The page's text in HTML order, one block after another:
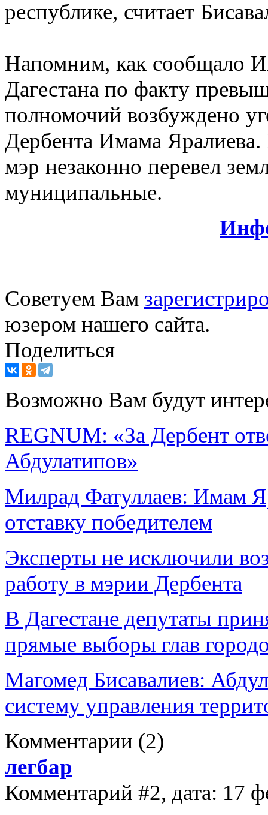
республике, считает
Напомним, как сообщало
Дагестана по факту
полномочий возбуждено
Дербента Имама
мэр незаконно перевел
муниципальные.
Советуем Вам
юзером нашего сайта.
Поделиться
Возможно Вам будут
REGNUM: «За Дербент
Абдулатипов»
Милрад Фатуллаев: Имам
отставку победителем
Эксперты не исключили
работу в мэрии Дербента
В Дагестане депутаты
прямые выборы глав
Магомед Бисавалиев:
систему управления
Комментарии (2)
легбар
Комментарий #2, дата: 17